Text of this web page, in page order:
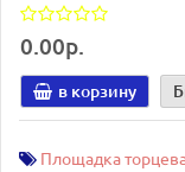
0.00р.
в корзину
Площадка